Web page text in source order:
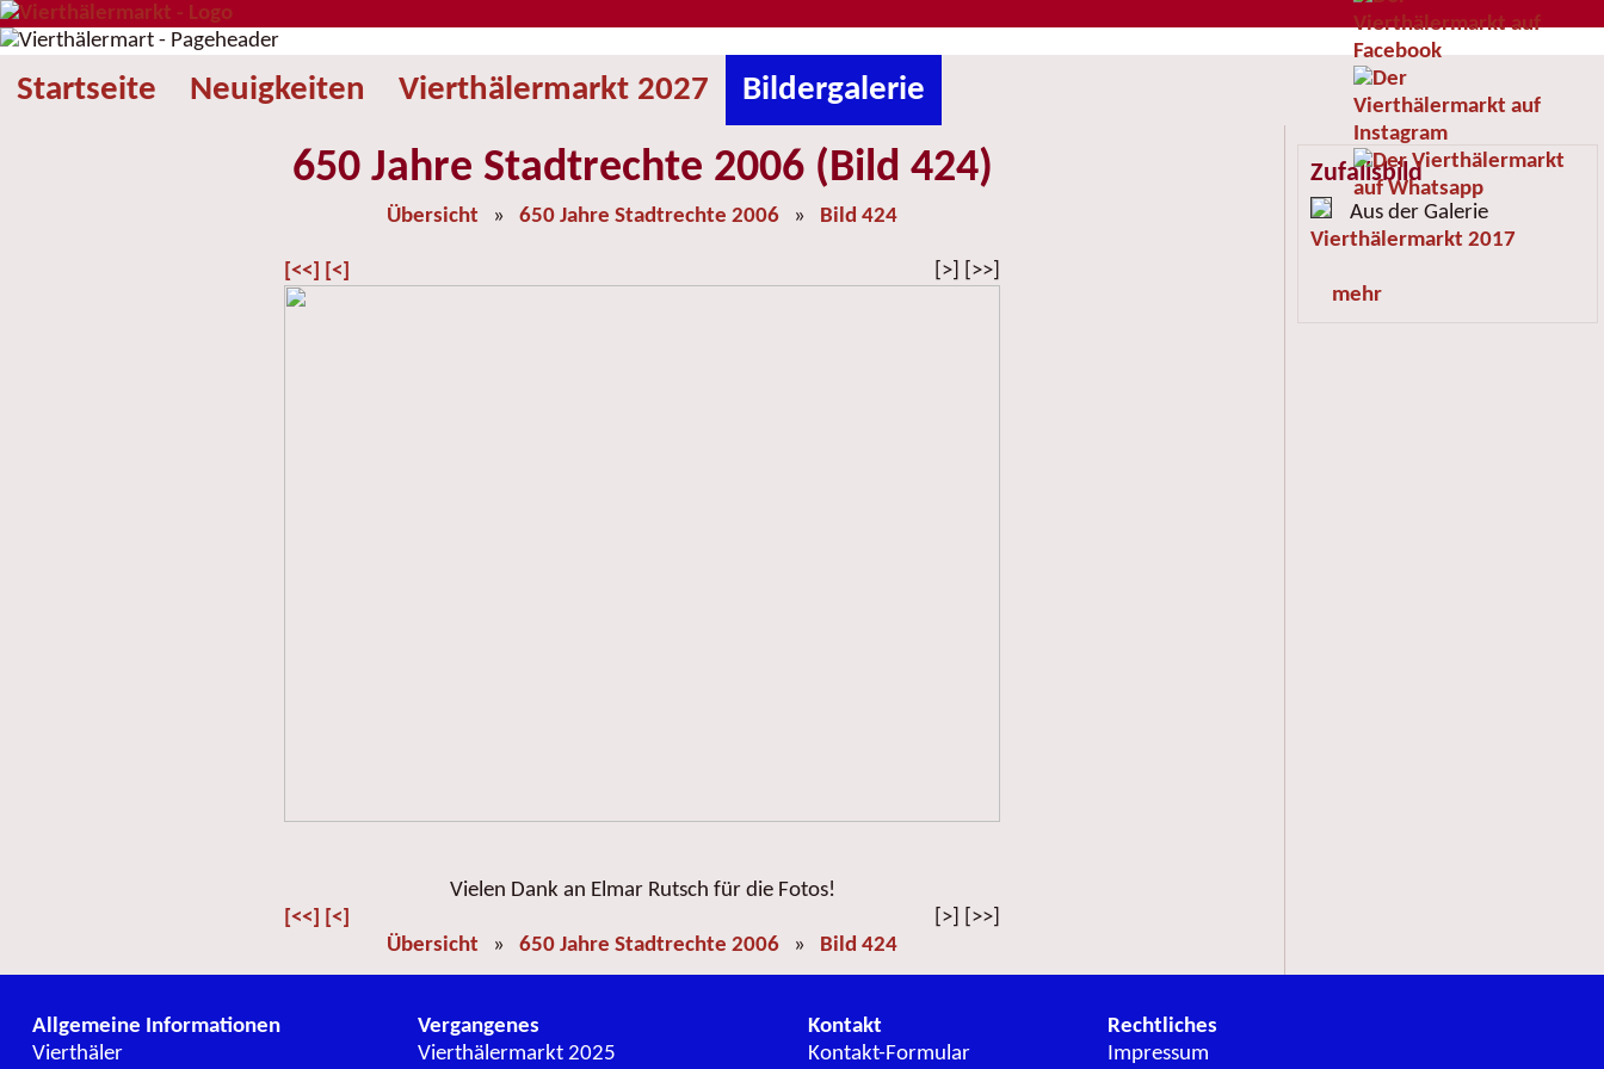
Startseite Neuigkeiten Vierthälermarkt 2027 Bildergalerie
650 Jahre Stadtrechte 2006 (Bild 424)
Übersicht » 650 Jahre Stadtrechte 2006 » Bild 424
[<<] [<] [>] [>>]
Vielen Dank an Elmar Rutsch für die Fotos!
[<<] [<]
[>] [>>]
Übersicht » 650 Jahre Stadtrechte 2006 » Bild 424
Zufallsbild
Aus der Galerie
Vierthälermarkt 2017
mehr
Allgemeine Informationen
Vierthäler
Vergangenes
Vierthälermarkt 2025
Kontakt
Kontakt-Formular
Rechtliches
Impressum